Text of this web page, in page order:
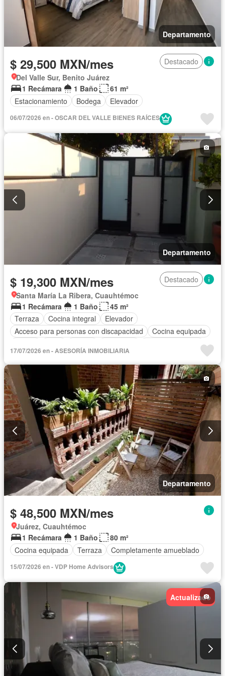
Departamento
$ 29,500 MXN/mes
Destacado
Del Valle Sur, Benito Juárez
1 Recámara
1 Baño
61 m²
Estacionamiento
Bodega Elevador
06/07/2026 en - OSCAR DEL VALLE BIENES RAÍCES
Departamento
$ 19,300 MXN/mes
Destacado
Santa María La Ribera, Cuauhtémoc
1 Recámara
1 Baño
45 m²
Terraza
Cocina integral
Elevador
Acceso para personas con discapacidad
Cocina equipada
Recámara con closet
Sauna
Permite mascotas
Permite niños
Solo familias Sin amueblar
17/07/2026 en - ASESORÍA INMOBILIARIA
Departamento
$ 48,500 MXN/mes
Juárez, Cuauhtémoc
1 Recámara
1 Baño
80 m²
Cocina equipada
Terraza Completamente amueblado
15/07/2026 en - VDP Home Advisors
Actualizado